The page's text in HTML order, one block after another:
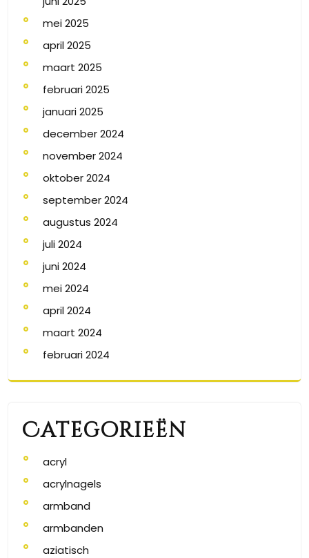
mei 2025
april 2025
maart 2025
februari 2025
januari 2025
december 2024
november 2024
oktober 2024
september 2024
augustus 2024
juli 2024
juni 2024
mei 2024
april 2024
maart 2024
februari 2024
Categorieën
acryl
acrylnagels
armband
armbanden
aziatisch